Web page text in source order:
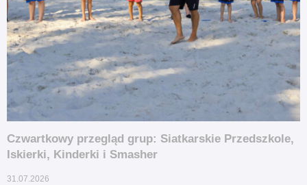
Czwartkowy przegląd grup: Siatkarskie Przedszkole,
Iskierki, Kinderki i Smasher
31.07.2026